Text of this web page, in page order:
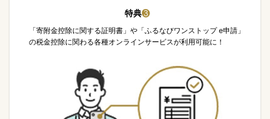
特典❸
「寄附金控除に関する証明書」や「ふるなびワンストップ e申請」
の税金控除に関わる各種オンラインサービスが利用可能に！